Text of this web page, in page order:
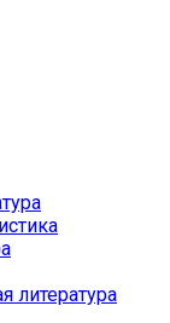
литература